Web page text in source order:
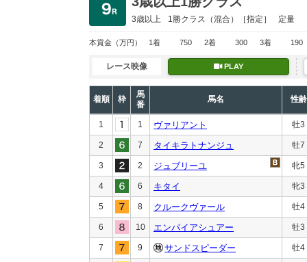
3歳以上 1勝クラス （混合）［指定］ 定量
本賞金 （万円） 1着 750 2着 300 3着 190
レース映像 PLAY
着順 枠
馬
番
馬名 性齢
1 1 ヴァリアント 牡3
2 7 タイキラトナンジュ 牡7
3 2 ジュブリーユ 牝5
4 6 キタイ 牝3
5 8 クルークヴァール 牡4
6 10 エンパイアシュアー 牡3
7 9 サンドスピーダー 牡4